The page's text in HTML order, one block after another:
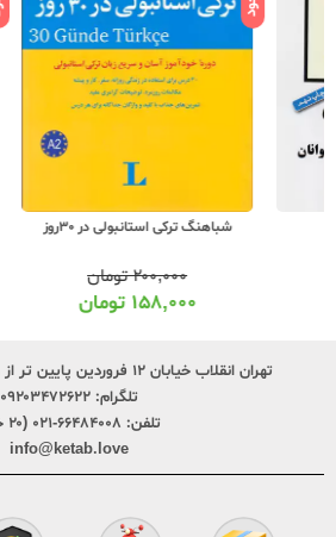
شباهنگ ترکی استانبولی در 30روز
تومان
۱۵۸,۰۰۰تومان
تهران انقلاب خیابان ۱۲ فروردین پایین تر از وحید نظری پلاک ۲۴۹
تلگرام: ۰۹۲۰۳۴۷۲۶۲۲
تلفن: ۶۶۴۸۴۰۰۸-۰۲۱ (۲۰ خط)
info@ketab.love